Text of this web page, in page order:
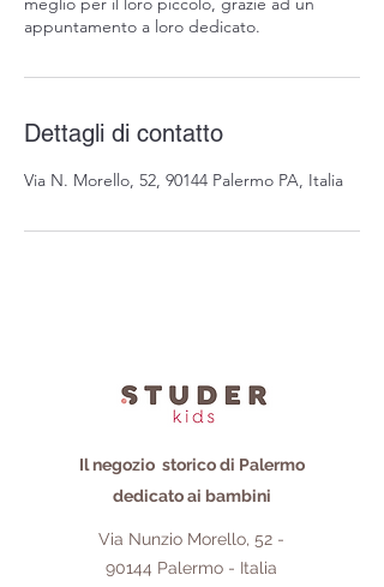
appuntamento a loro dedicato.
Dettagli di contatto
Via N. Morello, 52, 90144 Palermo PA, Italia
Il negozio storico di Palermo
dedicato ai bambini
Via Nunzio Morello, 52 -
90144 Palermo - Italia